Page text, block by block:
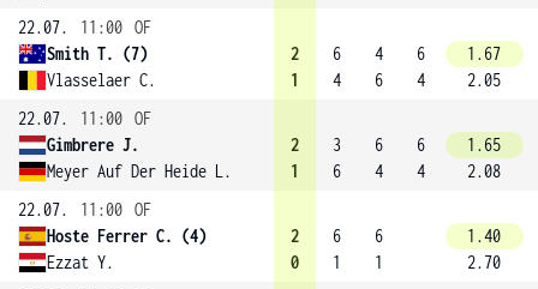
22.07.
11:00 OF
Smith T. (7)
Vlasselaer C.
2
1
6
4
4
6
6
4
1.67
2.05
22.07.
11:00 OF
Gimbrere J.
Meyer Auf Der Heide L.
2
1
3
6
6
4
6
4
1.65
2.08
22.07.
11:00 OF
Hoste Ferrer C. (4)
Ezzat Y.
2
0
6
1
6
1
1.40
2.70